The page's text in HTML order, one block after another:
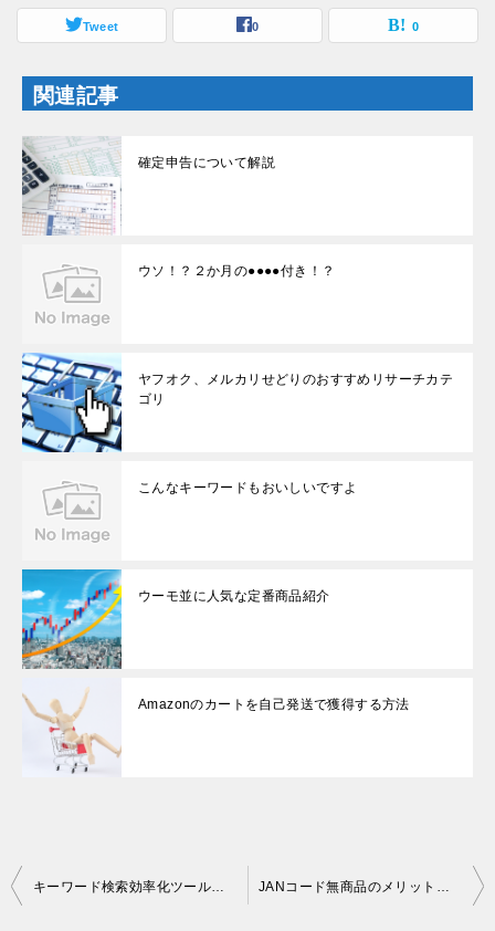
き
ま
)
Tweet 0 0
関連記事
確定申告について解説
ウソ！？２か月の●●●●付き！？
ヤフオク、メルカリせどりのおすすめリサーチカテ
ゴリ
こんなキーワードもおいしいですよ
ウーモ並に人気な定番商品紹介
Amazonのカートを自己発送で獲得する方法
投
稿
ナ